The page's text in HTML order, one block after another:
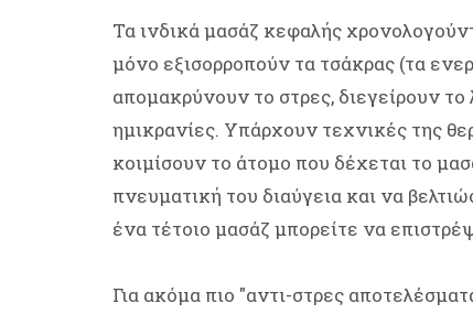
Τα ινδικά μασάζ κεφαλής
μόνο εξισορροπούν τα τσάκρας (τα
απομακρύνουν το στρες, διεγείρουν
ημικρανίες. Υπάρχουν τεχνικές της
κοιμίσουν το άτομο που δέχεται το
πνευματική του διαύγεια και να
ένα τέτοιο μασάζ μπορείτε να
Για ακόμα πιο "αντι-στρες